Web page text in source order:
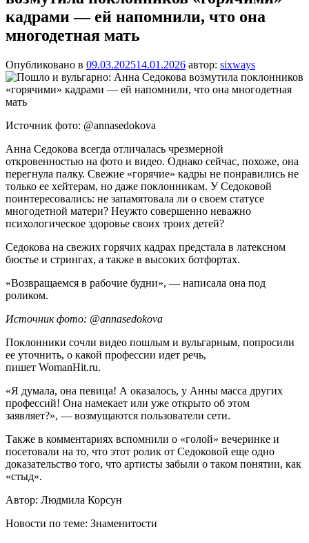
кадрами — ей напомнили, что она
многодетная мать
Опубликовано в 09.03.202514.01.2026 автор: sixways
Источник фото: @annasedokova
Анна Седокова всегда отличалась чрезмерной
откровенностью на фото и видео. Однако сейчас, похоже, она
перегнула палку. Свежие «горячие» кадры не понравились не
только ее хейтерам, но даже поклонникам. У Седоковой
поинтересовались: не запамятовала ли о своем статусе
многодетной матери? Неужто совершенно неважно
психологическое здоровье своих троих детей?
Седокова на свежих горячих кадрах предстала в латексном
бюстье и стрингах, а также в высоких ботфортах.
«Возвращаемся в рабочие будни», — написала она под
роликом.
Источник фото: @annasedokova
Поклонники сочли видео пошлым и вульгарным, попросили
ее уточнить, о какой профессии идет речь,
пишет WomanHit.ru.
«Я думала, она певица! А оказалось, у Анны масса других
профессий! Она намекает или уже открыто об этом
заявляет?», — возмущаются пользователи сети.
Также в комментариях вспомнили о «голой» вечеринке и
посетовали на то, что этот ролик от Седоковой еще одно
доказательство того, что артисты забыли о таком понятии, как
«стыд».
Автор: Людмила Корсун
Новости по теме: Знаменитости